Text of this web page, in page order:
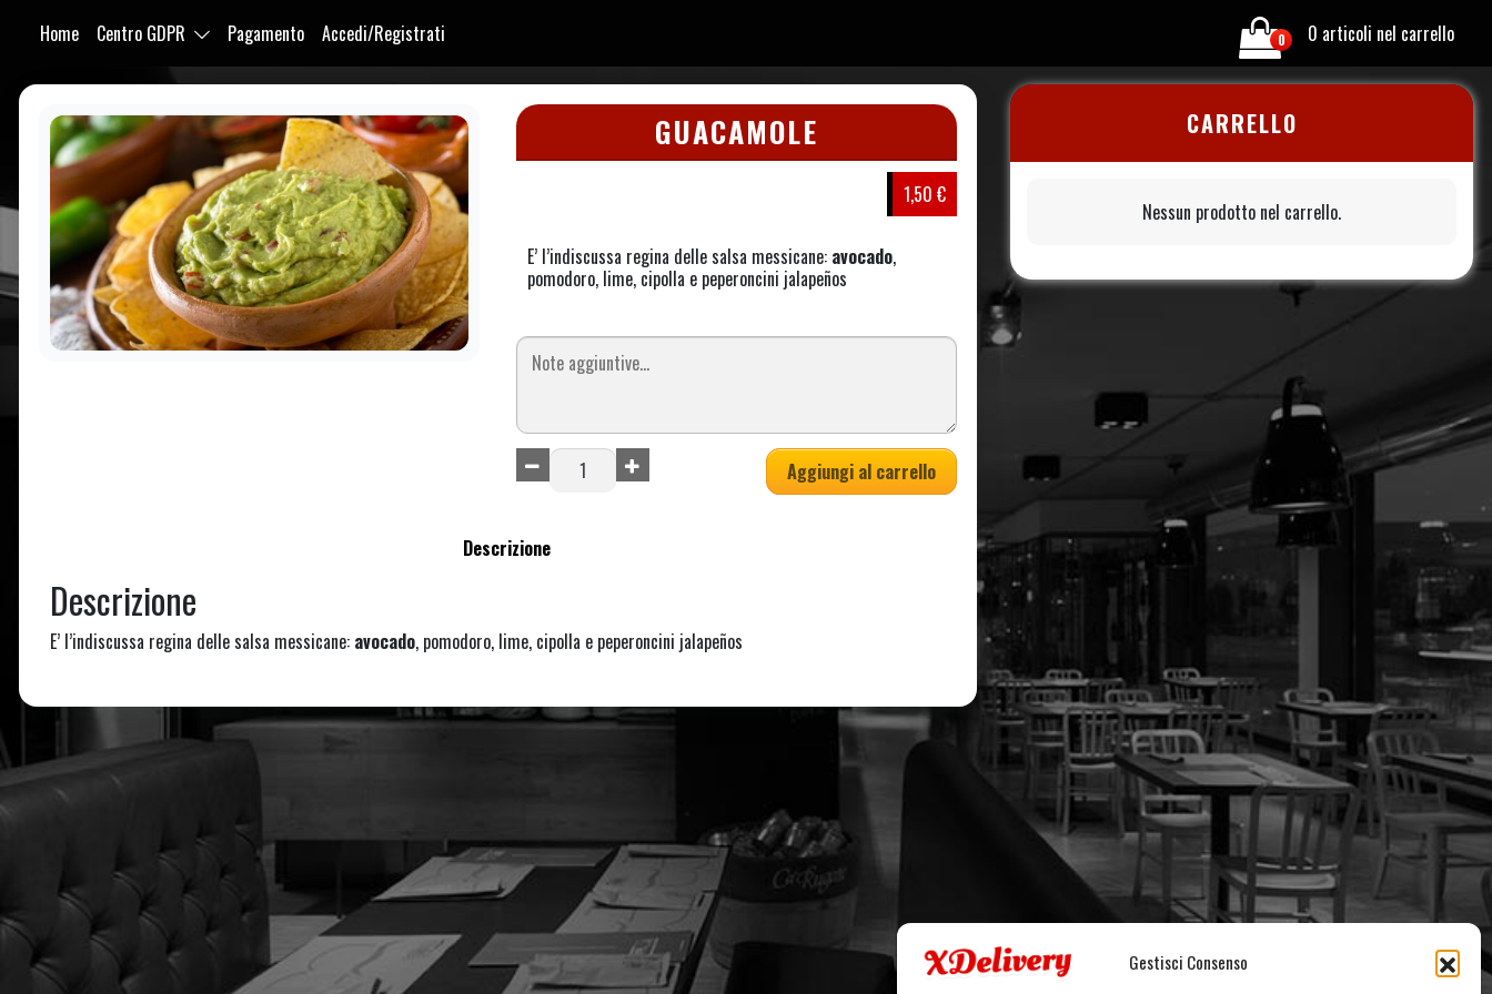
Gestisci Consenso
Purabrace
Home Centro GDPR Pagamento Accedi/Registrati 0 0 articoli nel carrello
GUACAMOLE
1,50 €
E’ l’indiscussa regina delle salsa messicane: avocado,
pomodoro, lime, cipolla e peperoncini jalapeños
Aggiungi al carrello
Descrizione
Descrizione
E’ l’indiscussa regina delle salsa messicane: avocado, pomodoro, lime, cipolla e peperoncini jalapeños
CARRELLO
Nessun prodotto nel carrello.